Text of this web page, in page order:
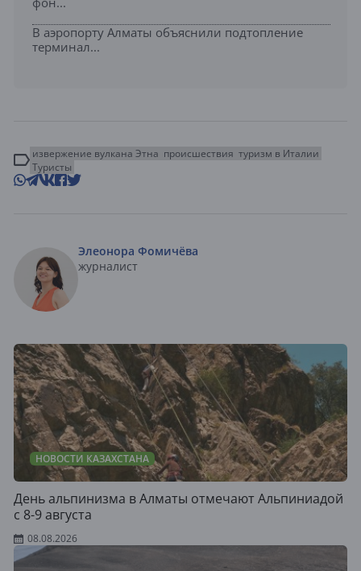
В аэропорту Алматы объяснили подтопление
терминал...
извержение вулкана Этна происшествия туризм в Италии
Туристы
Элеонора Фомичёва
журналист
НОВОСТИ КАЗАХСТАНА
День альпинизма в Алматы отмечают Альпиниадой
с 8-9 августа
08.08.2026